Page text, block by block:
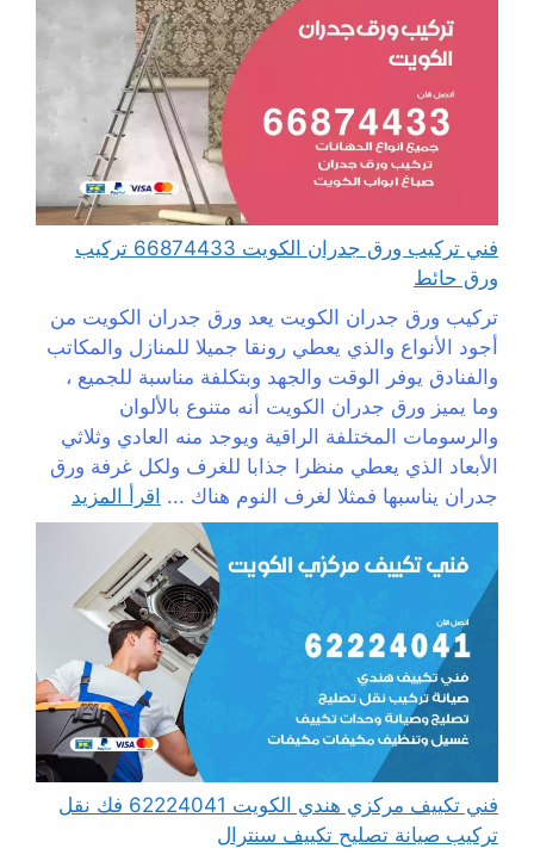
فني تركيب ورق جدران الكويت 66874433 تركيب
ورق حائط
تركيب ورق جدران الكويت يعد ورق جدران الكويت من
أجود الأنواع والذي يعطي رونقا جميلا للمنازل والمكاتب
والفنادق يوفر الوقت والجهد وبتكلفة مناسبة للجميع ،
وما يميز ورق جدران الكويت أنه متنوع بالألوان
والرسومات المختلفة الراقية ويوجد منه العادي وثلاثي
الأبعاد الذي يعطي منظرا جذابا للغرف ولكل غرفة ورق
جدران يناسبها فمثلا لغرف النوم هناك ... اقرأ المزيد
فني تكييف مركزي هندي الكويت 62224041 فك نقل
تركيب صيانة تصليح تكييف سنترال